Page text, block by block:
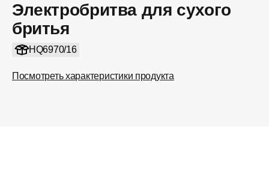
Электробритва для сухого
бритья
HQ6970/16
Посмотреть характеристики продукта